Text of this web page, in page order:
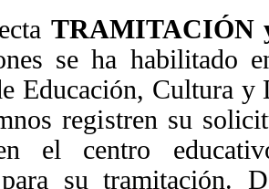
TRAMITACIÓN
se ha habilitado
Educación, Cultura y
registren su
el centro
para su tramitación.